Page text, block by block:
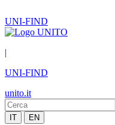
UNI-FIND
|
UNI-FIND
unito.it
IT EN